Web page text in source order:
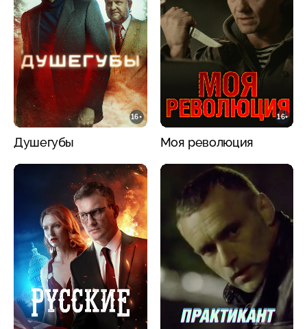
16+
Душегубы
16+
Моя революция